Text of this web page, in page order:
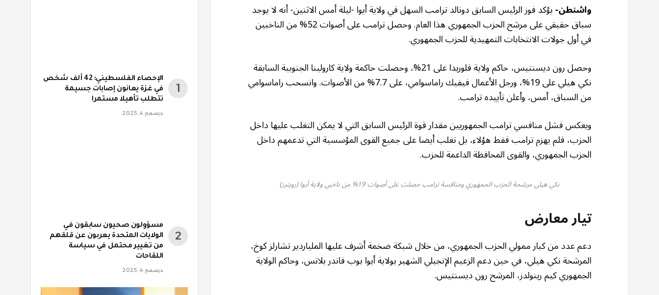
واشنطن-يؤكد فوز الرئيس السابق دونالد ترامب السهل في ولاية أيوا -ليلة أمس الاثنين- أنه لا يوجد
سباق حقيقي على مرشح الحزب الجمهوري هذا العام. وحصل ترامب على أصوات 52% من الناخبين
في أول جولات الانتخابات التمهيدية للحزب الجمهوري.
وحصل رون ديسنتيس، حاكم ولاية فلوريدا على 21%، وحصلت حاكمة ولاية كارولينا الجنوبية السابقة
نكي هيلي على 19%، ورجل الأعمال فيفيك راماسوامي، على 7.7% من الأصوات. وانسحب راماسوامي
من السباق، أمس، وأعلن تأييده ترامب.
ويعكس فشل منافسي ترامب الجمهوريين مقدار قوة الرئيس السابق التي لا يمكن التغلب عليها داخل
الحزب، فلم يهزم ترامب فقط هؤلاء، بل تغلب أيضا على جميع القوى المؤسسية التي تدعمهم داخل
الحزب الجمهوري، والقوى المحافظة الداعمة للحزب.
نكي هيلي مرشحة الحزب الجمهوري ومنافسة ترامب حصلت على أصوات 19% من ناخبي ولاية أيوا (رويترز)
تيار معارض
دعم عدد من كبار ممولي الحزب الجمهوري، من خلال شبكة ضخمة أشرف عليها الملياردير تشارلز كوخ،
المرشحة نكي هيلي، في حين دعم الزعيم الإنجيلي الشهير بولاية أيوا بوب فاندر بلاتس، وحاكم الولاية
الجمهوري كيم رينولدز، المرشح رون ديسنتيس.
الإحصاء الفلسطيني: 42 ألف شخص
في غزة يعانون إصابات جسيمة
تتطلب تأهيلا مستمرا
ديسمبر 4, 2025
مسؤولون صحيون سابقون في
الولايات المتحدة يعربون عن قلقهم
من تغيير محتمل في سياسة
اللقاحات
ديسمبر 4, 2025